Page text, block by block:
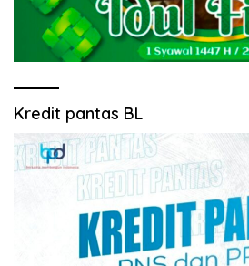
Kredit pantas BL